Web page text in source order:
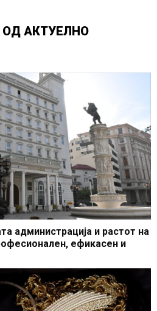
ОД АКТУЕЛНО
администрација и растот на
ефикасен и